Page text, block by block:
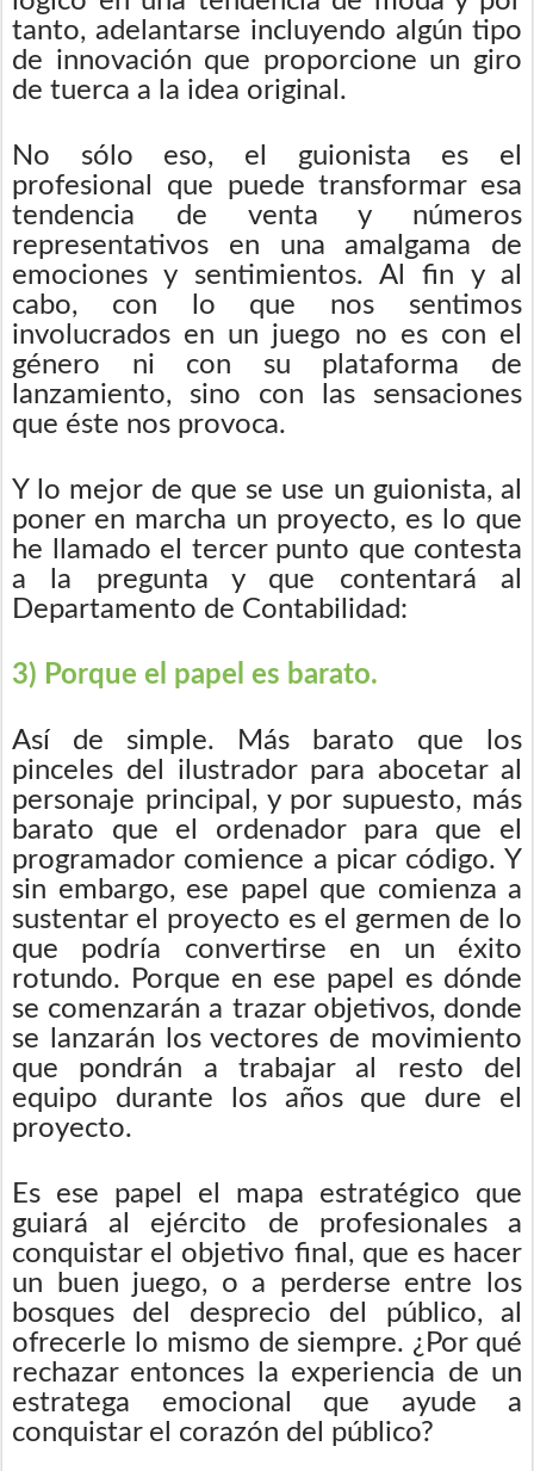
tanto, adelantarse incluyendo algún tipo
de innovación que proporcione un giro
de tuerca a la idea original.
No sólo eso, el guionista es el
profesional que puede transformar esa
tendencia de venta y números
representativos en una amalgama de
emociones y sentimientos. Al fin y al
cabo, con lo que nos sentimos
involucrados en un juego no es con el
género ni con su plataforma de
lanzamiento, sino con las sensaciones
que éste nos provoca.
Y lo mejor de que se use un guionista, al
poner en marcha un proyecto, es lo que
he llamado el tercer punto que contesta
a la pregunta y que contentará al
Departamento de Contabilidad:
3) Porque el papel es barato.
Así de simple. Más barato que los
pinceles del ilustrador para abocetar al
personaje principal, y por supuesto, más
barato que el ordenador para que el
programador comience a picar código. Y
sin embargo, ese papel que comienza a
sustentar el proyecto es el germen de lo
que podría convertirse en un éxito
rotundo. Porque en ese papel es dónde
se comenzarán a trazar objetivos, donde
se lanzarán los vectores de movimiento
que pondrán a trabajar al resto del
equipo durante los años que dure el
proyecto.
Es ese papel el mapa estratégico que
guiará al ejército de profesionales a
conquistar el objetivo final, que es hacer
un buen juego, o a perderse entre los
bosques del desprecio del público, al
ofrecerle lo mismo de siempre. ¿Por qué
rechazar entonces la experiencia de un
estratega emocional que ayude a
conquistar el corazón del público?